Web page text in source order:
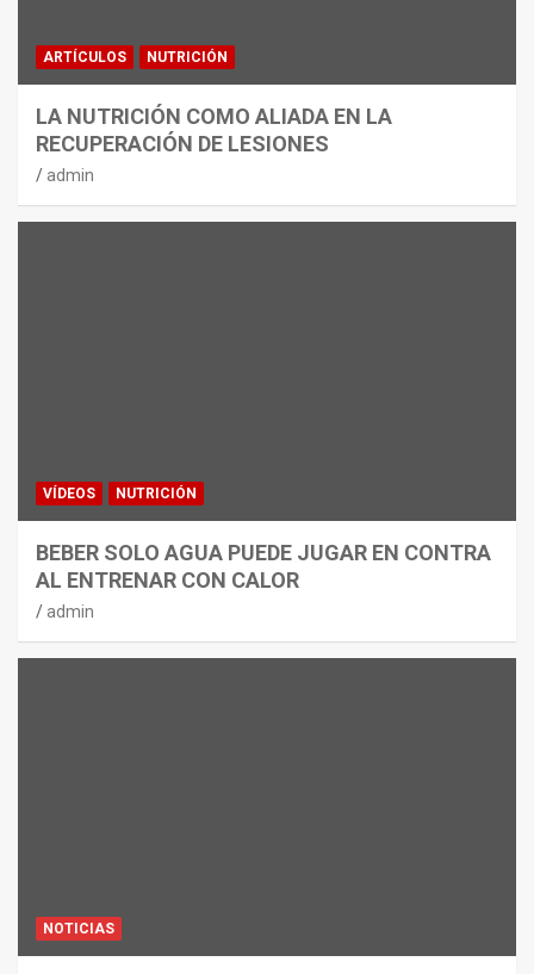
ARTÍCULOS NUTRICIÓN
LA NUTRICIÓN COMO ALIADA EN LA
RECUPERACIÓN DE LESIONES
admin
VÍDEOS NUTRICIÓN
BEBER SOLO AGUA PUEDE JUGAR EN CONTRA
AL ENTRENAR CON CALOR
admin
NOTICIAS